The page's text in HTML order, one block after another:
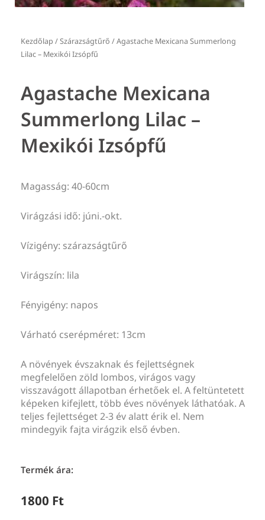
Kezdőlap /Szárazságtűrő / Agastache Mexicana Summerlong
Lilac – Mexikói Izsópfű
Agastache Mexicana
Summerlong Lilac –
Mexikói Izsópfű
Magasság: 40-60cm
Virágzási idő: júni.-okt.
Vízigény: szárazságtűrő
Virágszín: lila
Fényigény: napos
Várható cserépméret: 13cm
A növények évszaknak és fejlettségnek
megfelelően zöld lombos, virágos vagy
visszavágott állapotban érhetőek el. A feltüntetett
képeken kifejlett, több éves növények láthatóak. A
teljes fejlettséget 2-3 év alatt érik el. Nem
mindegyik fajta virágzik első évben.
Termék ára:
1800 Ft